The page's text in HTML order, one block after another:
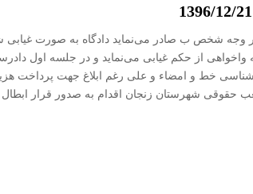
وجه شخص ب صادر می‌نماید دادگاه به صورت
از حکم غیابی می‌نماید و در جلسه اول
خط و امضاء و علی رغم ابلاغ جهت پرداخت
حقوقی شهرستان زنجان اقدام به صدور قرار